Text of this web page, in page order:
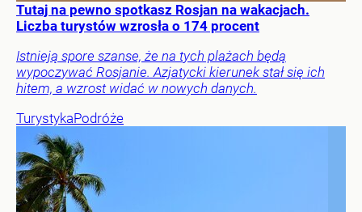
Tutaj na pewno spotkasz Rosjan na wakacjach.
Liczba turystów wzrosła o 174 procent
Istnieją spore szanse, że na tych plażach będą
wypoczywać Rosjanie. Azjatycki kierunek stał się ich
hitem, a wzrost widać w nowych danych.
TurystykaPodróże